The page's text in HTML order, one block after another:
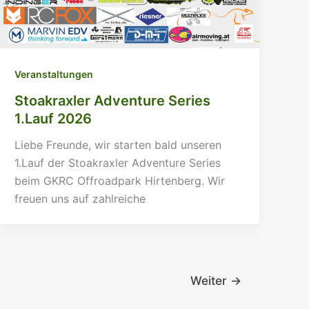
Veranstaltungen
Stoakraxler Adventure Series
1.Lauf 2026
Liebe Freunde, wir starten bald unseren
1.Lauf der Stoakraxler Adventure Series
beim GKRC Offroadpark Hirtenberg. Wir
freuen uns auf zahlreiche
Weiter →